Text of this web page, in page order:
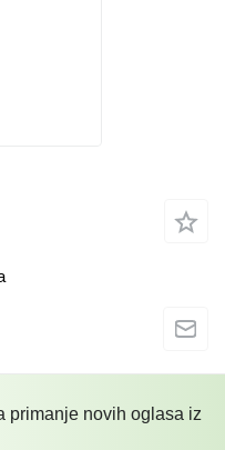
primanje novih oglasa iz